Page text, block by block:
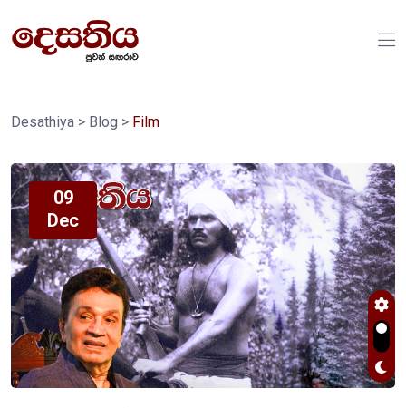
Desathiya > Blog > Film
09
Dec